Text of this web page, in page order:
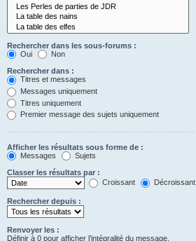
Rechercher dans les sous-forums :
Oui
Non
Rechercher dans :
Titres et messages
Messages uniquement
Titres uniquement
Premier message des sujets uniquement
Afficher les résultats sous forme de :
Messages
Sujets
Classer les résultats par :
Croissant
Décroissant
Rechercher depuis :
Renvoyer les :
Définir à 0 pour afficher l’intégralité du message.